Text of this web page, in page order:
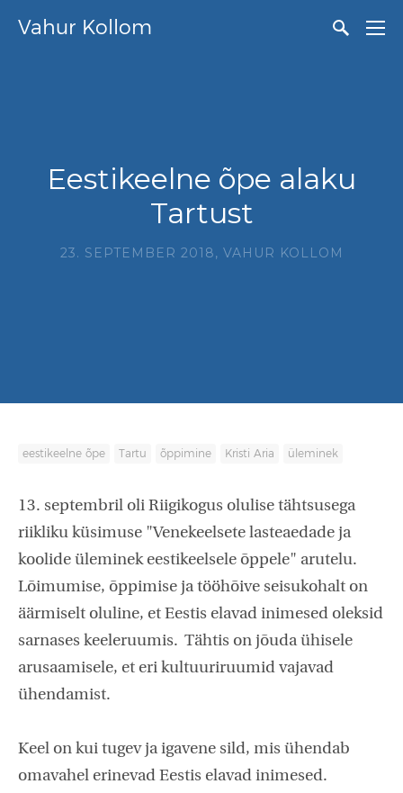
Vahur Kollom
Eestikeelne õpe alaku
Tartust
23. SEPTEMBER 2018, VAHUR KOLLOM
eestikeelne õpe Tartu õppimine Kristi Aria üleminek
13. septembril oli Riigikogus olulise tähtsusega
riikliku küsimuse "Venekeelsete lasteaedade ja
koolide üleminek eestikeelsele õppele" arutelu.
Lõimumise, õppimise ja tööhõive seisukohalt on
äärmiselt oluline, et Eestis elavad inimesed oleksid
sarnases keeleruumis. Tähtis on jõuda ühisele
arusaamisele, et eri kultuuriruumid vajavad
ühendamist.
Keel on kui tugev ja igavene sild, mis ühendab
omavahel erinevad Eestis elavad inimesed.